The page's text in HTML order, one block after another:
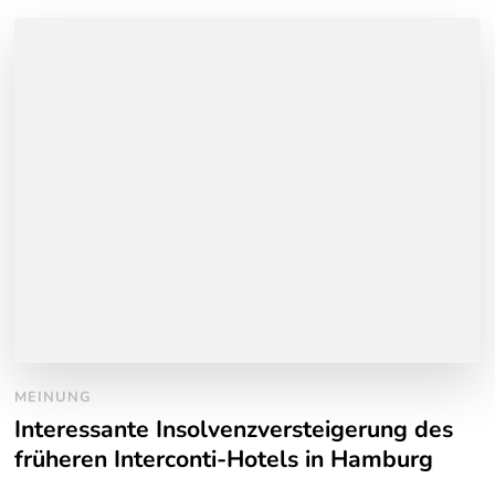
MEINUNG
Interessante Insolvenzversteigerung des
früheren Interconti-Hotels in Hamburg